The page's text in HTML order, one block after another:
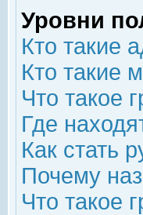
Уровни
Кто такие
Кто такие
Что такое
Где
Как стать
Почему
Что такое